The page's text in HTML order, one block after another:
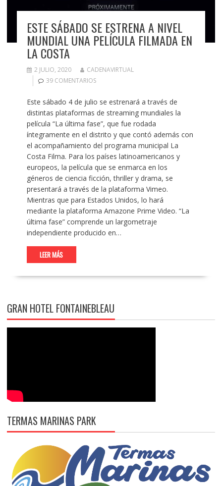
ESTE SÁBADO SE ESTRENA A NIVEL
MUNDIAL UNA PELÍCULA FILMADA EN
LA COSTA
2 JULIO, 2020
CADENAVIRTUAL
39 COMENTARIOS
Este sábado 4 de julio se estrenará a través de
distintas plataformas de streaming mundiales la
película “La última fase”, que fue rodada
íntegramente en el distrito y que contó además con
el acompañamiento del programa municipal La
Costa Filma. Para los países latinoamericanos y
europeos, la película que se enmarca en los
géneros de ciencia ficción, thriller y drama, se
presentará a través de la plataforma Vimeo.
Mientras que para Estados Unidos, lo hará
mediante la plataforma Amazone Prime Video. “La
última fase” comprende un largometraje
independiente producido en…
LEER MÁS
GRAN HOTEL FONTAINEBLEAU
TERMAS MARINAS PARK